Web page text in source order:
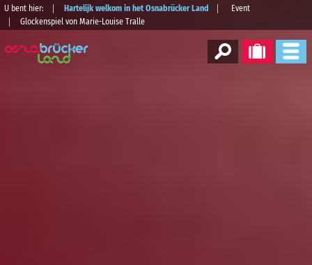
U bent hier: Hartelijk welkom in het Osnabrücker Land
Event
Glockenspiel von Marie-Louise Tralle